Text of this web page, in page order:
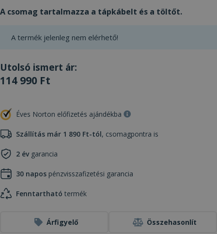
A csomag tartalmazza a tápkábelt és a töltőt.
A termék jelenleg nem elérhető!
Utolsó ismert ár:
114 990 Ft
Éves Norton előfizetés ajándékba
Szállítás már 1 890 Ft-tól, csomagpontra is
2 évgarancia
30 napos pénzvisszafizetési garancia
Fenntartható termék
Árfigyelő Összehasonlít